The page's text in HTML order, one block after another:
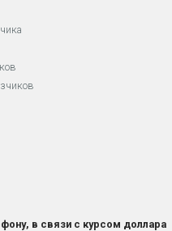
в связи с курсом доллара